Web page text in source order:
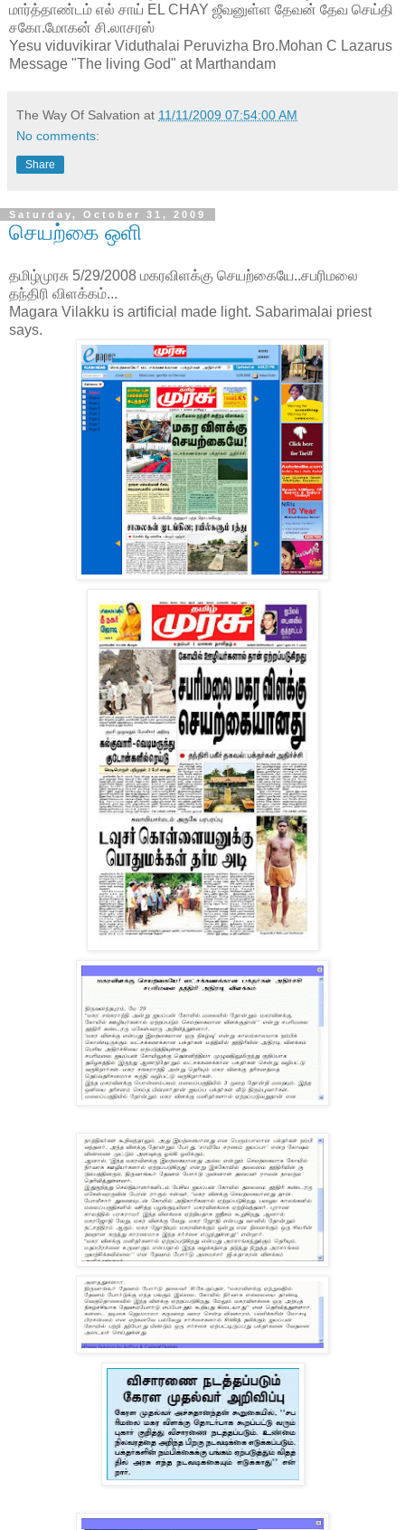
மார்த்தாண்டம் எல் சாய் EL CHAY ஜீவனுள்ள தேவன் தேவ செய்தி
சகோ.மோகன் சி.லாசரஸ்
Yesu viduvikirar Viduthalai Peruvizha Bro.Mohan C Lazarus
Message "The living God" at Marthandam
The Way Of Salvation at 11/11/2009 07:54:00 AM
No comments:
Share
Saturday, October 31, 2009
செயற்கை ஒளி
தமிழ்முரசு 5/29/2008 மகரவிளக்கு செயற்கையே..சபரிமலை
தந்திரி விளக்கம்...
Magara Vilakku is artificial made light. Sabarimalai priest
says.